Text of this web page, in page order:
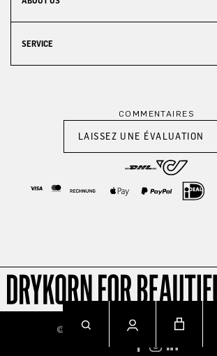
SERVICE
COMMENTAIRES
LAISSEZ UNE ÉVALUATION
© 2026 ImprintPrivacy Terms &